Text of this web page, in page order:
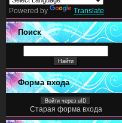
Powered by Translate
Поиск
Форма входа
Войти через uID
Старая форма входа